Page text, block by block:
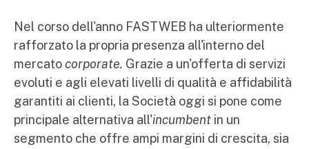
Nel corso dell'anno FASTWEB ha ulteriormente
rafforzato la propria presenza all'interno del
mercatocorporate. Grazie a un'offerta di servizi
evoluti e agli elevati livelli di qualità e affidabilità
garantiti ai clienti, la Società oggi si pone come
principale alternativa all'incumbent in un
segmento che offre ampi margini di crescita, sia